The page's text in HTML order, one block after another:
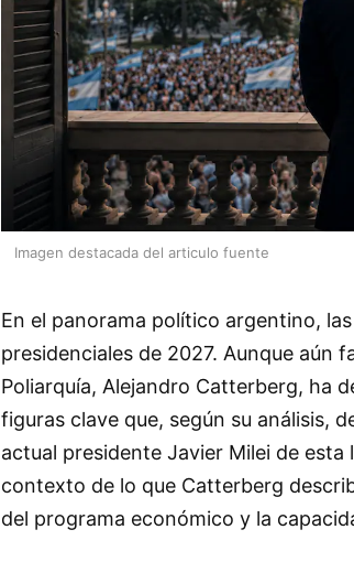
Imagen destacada del articulo fuente
En el panorama político argentino,
presidenciales de 2027. Aunque aún
Poliarquía, Alejandro Catterberg, ha
figuras clave que, según su análisis,
actual presidente Javier Milei de
contexto de lo que Catterberg
del programa económico y la